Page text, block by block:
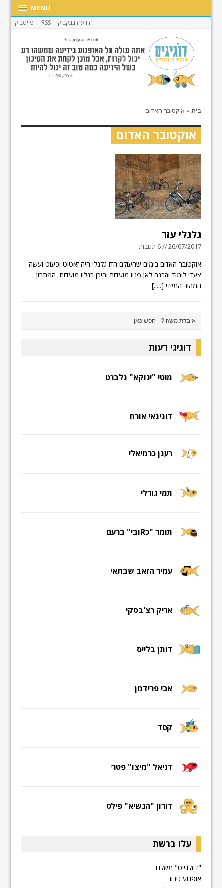
MENU
הודעה בבקבוק RSS פייסבוק
בית» אוקטובר האדום
אוקטובר האדום
גלגלי עזר
26/07/2017 // 6 תגובות
אוקטובר האדום בימים שהעולם הדו גלגלי היה זאטוט ופעוט ועשה
צעדי לימוד והבנה לאן פניו מועדות והיכן רגליו מועדות, הפתרון
המהיר המיידי [.....]
דוגיגי דעות
מוטי "ינוקא" גלברט
דוגיגאי אורח
רענן כרמיאלי
תמי גורלי
תומר "כRובי" ברעם
עמיר הזאב שבתאי
אריק רצ'בסקי
דותן בלייס
אבי פרידמן
קסד
דניאל "מיצו" פטרי
דורון "הנשיא" פילס
עלו ברשת
"דיזלגייט" משלנו
אופנוע גיבור